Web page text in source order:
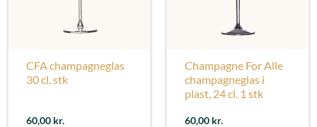
CFA champagneglas
30 cl. stk
60,00 kr.
Champagne For Alle
champagneglas i
plast, 24 cl. 1 stk
60,00 kr.